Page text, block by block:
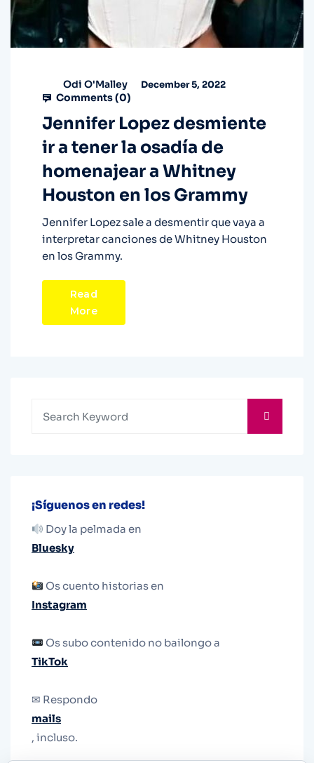
Odi O'Malley December 5, 2022
Comments (0)
Jennifer Lopez desmiente
ir a tener la osadía de
homenajear a Whitney
Houston en los Grammy
Jennifer Lopez sale a desmentir que vaya a
interpretar canciones de Whitney Houston
en los Grammy.
Read
More
¡Síguenos en redes!
Doy la pelmada en
Bluesky
Os cuento historias en
Instagram
Os subo contenido no bailongo a
TikTok
✉ Respondo
mails
, incluso.